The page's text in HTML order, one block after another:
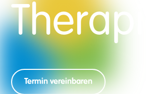
Therapie
Termin vereinbaren